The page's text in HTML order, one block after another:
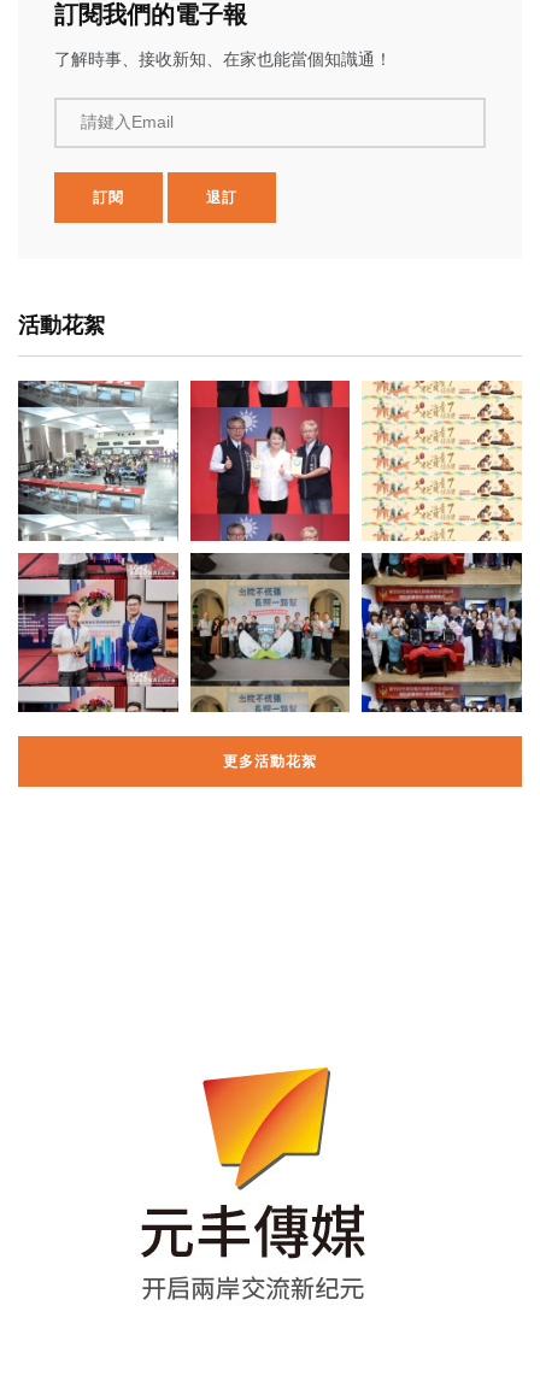
訂閱我們的電子報
了解時事、接收新知、在家也能當個知識通！
請鍵入Email
訂閱 退訂
活動花絮
更多活動花絮